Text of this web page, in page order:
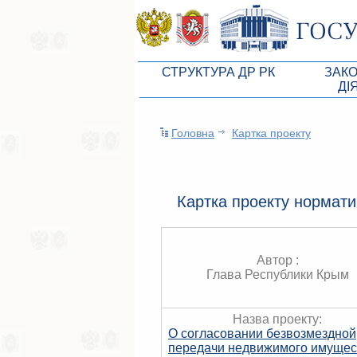
СТРУКТУРА ДР РК
Президія ВР АРК
Советники Председателя ГС РК
Управление делами ГС РК
Поиск депутата по округу
Бюджет
Схема
Головна Картка проекту
Картка проекту
Автор :
Глава Республики Крым
Назва проекту:
О согласовании безвозмездной
передачи недвижимого